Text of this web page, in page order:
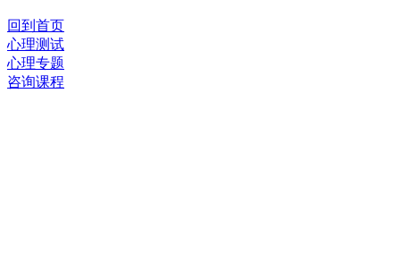
回到首页
心理测试
心理专题
咨询课程